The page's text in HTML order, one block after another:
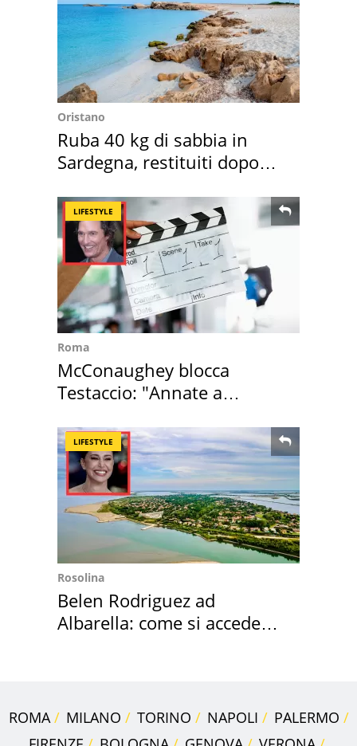
Oristano
Ruba 40 kg di sabbia in
Sardegna, restituiti dopo
LIFESTYLE
Roma
McConaughey blocca
Testaccio: "Annate a
LIFESTYLE
Rosolina
Belen Rodriguez ad
Albarella: come si accede
ROMA MILANO TORINO NAPOLI
PALERMO